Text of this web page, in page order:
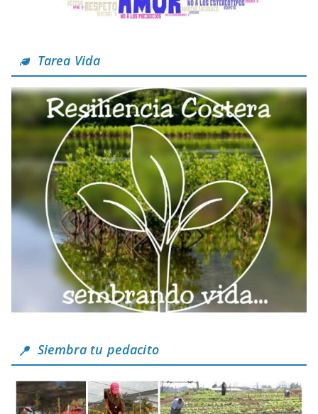
Tarea Vida
Siembra tu pedacito